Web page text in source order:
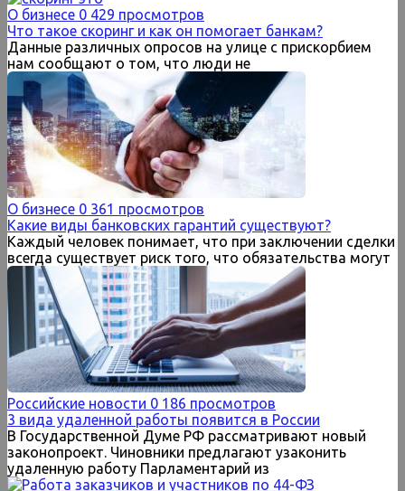
О бизнесе 0 429 просмотров
Что такое скоринг и как он помогает банкам?
Данные различных опросов на улице с прискорбием
нам сообщают о том, что люди не
О бизнесе 0 361 просмотров
Какие виды банковских гарантий существуют?
Каждый человек понимает, что при заключении сделки
всегда существует риск того, что обязательства могут
Российские новости 0 186 просмотров
3 вида удаленной работы появится в России
В Государственной Думе РФ рассматривают новый
законопроект. Чиновники предлагают узаконить
удаленную работу Парламентарий из